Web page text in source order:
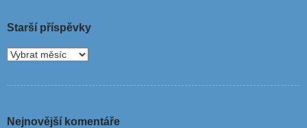
Starší příspěvky
Nejnovější komentáře